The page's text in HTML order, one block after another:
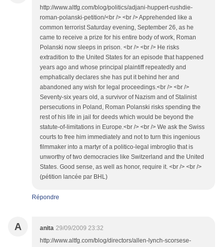
http://www.altfg.com/blog/politics/adjani-huppert-rushdie-
roman-polanski-petition/<br /> <br /> Apprehended like a
common terrorist Saturday evening, September 26, as he
came to receive a prize for his entire body of work, Roman
Polanski now sleeps in prison. <br /> <br /> He risks
extradition to the United States for an episode that happened
years ago and whose principal plaintiff repeatedly and
emphatically declares she has put it behind her and
abandoned any wish for legal proceedings.<br /> <br />
Seventy-six years old, a survivor of Nazism and of Stalinist
persecutions in Poland, Roman Polanski risks spending the
rest of his life in jail for deeds which would be beyond the
statute-of-limitations in Europe.<br /> <br /> We ask the Swiss
courts to free him immediately and not to turn this ingenious
filmmaker into a martyr of a politico-legal imbroglio that is
unworthy of two democracies like Switzerland and the United
States. Good sense, as well as honor, require it. <br /> <br />
(pétition lancée par BHL)
Répondre
A anita 29/09/2009 23:32
http://www.altfg.com/blog/directors/allen-lynch-scorsese-